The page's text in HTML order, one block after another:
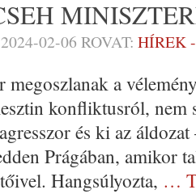
2024-02-06 ROVAT: HÍREK
megoszlanak a
konfliktusról, nem
és ki az
Prágában, amikor
Hangsúlyozta, …